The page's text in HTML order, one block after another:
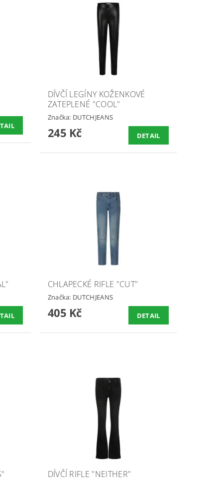
DÍVČÍ LEGÍNY KOŽENKOVÉ
ZATEPLENÉ "COOL"
Značka: DUTCHJEANS
245 Kč DETAIL
CHLAPECKÉ RIFLE "CUT"
Značka: DUTCHJEANS
405 Kč DETAIL
DÍVČÍ RIFLE "NEITHER"